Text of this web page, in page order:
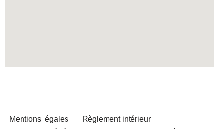
Mentions légales
Règlement intérieur